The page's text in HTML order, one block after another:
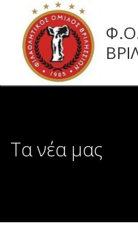
Μετάβαση
περιεχόμενο
Τα νέα μας